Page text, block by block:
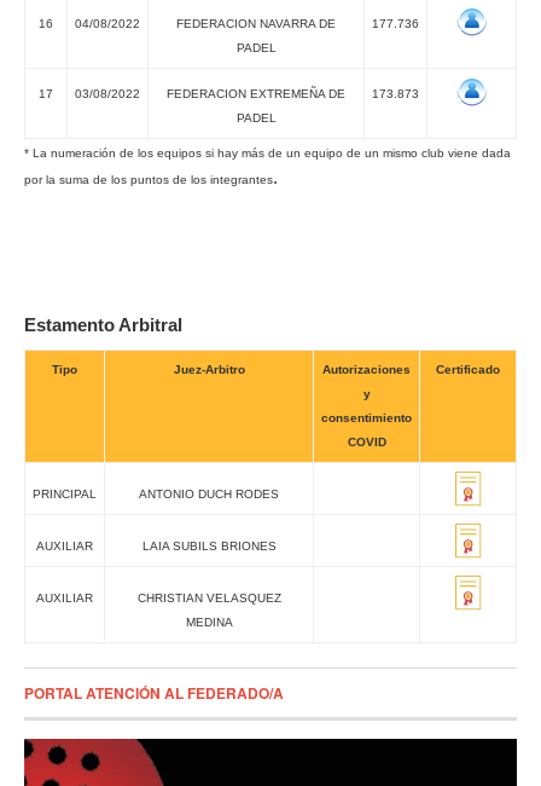
16 04/08/2022
FEDERACION NAVARRA DE
PADEL
177.736
17 03/08/2022
FEDERACION EXTREMEÑA DE
PADEL
173.873
* La numeración de los equipos si hay más de un equipo de un mismo club viene dada
por la suma de los puntos de los integrantes.
Estamento Arbitral
Tipo Juez-Arbitro
Autorizaciones
y
consentimiento
COVID
Certificado
PRINCIPAL ANTONIO DUCH RODES
AUXILIAR LAIA SUBILS BRIONES
AUXILIAR
CHRISTIAN VELASQUEZ
MEDINA
PORTAL ATENCIÓN AL FEDERADO/A